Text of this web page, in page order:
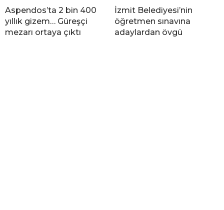
Aspendos’ta 2 bin 400
yıllık gizem… Güreşçi
mezarı ortaya çıktı
İzmit Belediyesi’nin
öğretmen sınavına
adaylardan övgü